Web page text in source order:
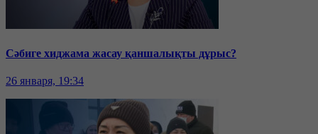
Сәбиге хиджама жасау қаншалықты дұрыс?
26 января, 19:34